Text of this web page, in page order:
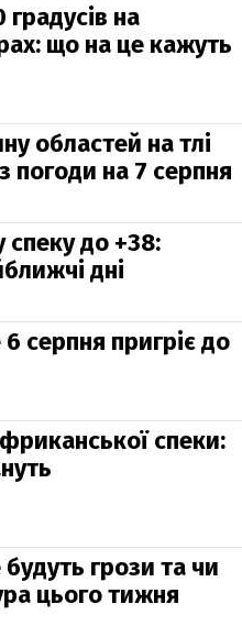
на
що на це кажуть
областей на тлі
погоди на 7 серпня
спеку до +38:
дні
6 серпня пригріє до
спеки:
грози та чи
цього тижня